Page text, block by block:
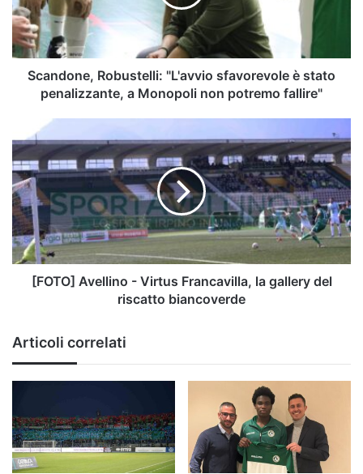
stato
penalizzante,
a
Monopoli
non
potremo
Scandone, Robustelli: "L'avvio sfavorevole è stato
penalizzante, a Monopoli non potremo fallire"
[FOTO]
Avellino
-
Virtus
Francavilla,
la
gallery
del
riscatto
biancoverde
[FOTO] Avellino - Virtus Francavilla, la gallery del
riscatto biancoverde
Articoli correlati